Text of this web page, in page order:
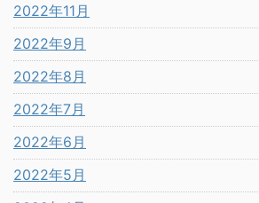
2022年11月
2022年9月
2022年8月
2022年7月
2022年6月
2022年5月